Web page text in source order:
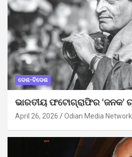
ଦେଶ-ବିଦେଶ
ଭାରତୀୟ ଫଟୋଗ୍ରାଫିର
April 26, 2026 Odian Media